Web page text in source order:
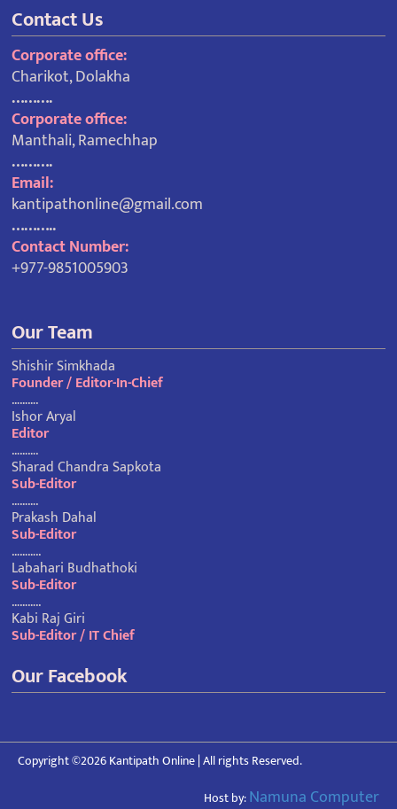
Contact Us
Corporate office:
Charikot, Dolakha
……….
Corporate office:
Manthali, Ramechhap
……….
Email:
kantipathonline@gmail.com
………..
Contact Number:
+977-9851005903
Our Team
Shishir Simkhada
Founder / Editor-In-Chief
……….
Ishor Aryal
Editor
……….
Sharad Chandra Sapkota
Sub-Editor
……….
Prakash Dahal
Sub-Editor
………..
Labahari Budhathoki
Sub-Editor
………..
Kabi Raj Giri
Sub-Editor / IT Chief
Our Facebook
Copyright ©2026 Kantipath Online | All rights Reserved.
Host by:Namuna Computer